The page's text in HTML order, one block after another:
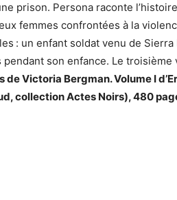
prison. Persona raconte
femmes confrontées à la
: un enfant soldat venu de
pendant son enfance. Le
de Victoria Bergman. Volume I
collection Actes Noirs), 480